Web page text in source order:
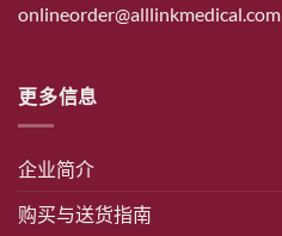
onlineorder@alllinkmedical.com
更多信息
企业简介
购买与送货指南